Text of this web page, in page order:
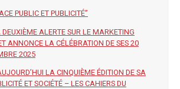
PUBLIC ET PUBLICITÉ”
DEUXIÈME ALERTE SUR LE MARKETING
ANNONCE LA CÉLÉBRATION DE SES 20
2025
LA CINQUIÈME ÉDITION DE SA
ET SOCIÉTÉ – LES CAHIERS DU